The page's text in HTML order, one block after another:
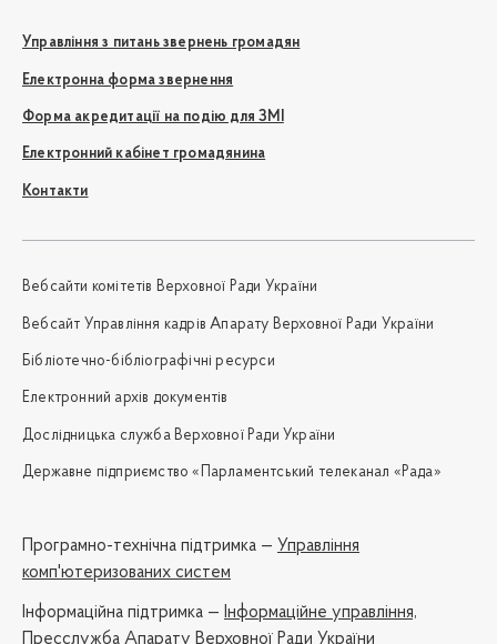
Управління з питань звернень громадян
Електронна форма звернення
Форма акредитації на подію для ЗМІ
Електронний кабінет громадянина
Контакти
Вебсайти комітетів Верховної Ради України
Вебсайт Управління кадрів Апарату Верховної Ради України
Бібліотечно-бібліографічні ресурси
Електронний архів документів
Дослідницька служба Верховної Ради України
Державне підприємство «Парламентський телеканал «Рада»
Програмно-технічна підтримка — Управління
комп'ютеризованих систем
Iнформаційна підтримка — Інформаційне управління,
Пресслужба Апарату Верховної Ради України